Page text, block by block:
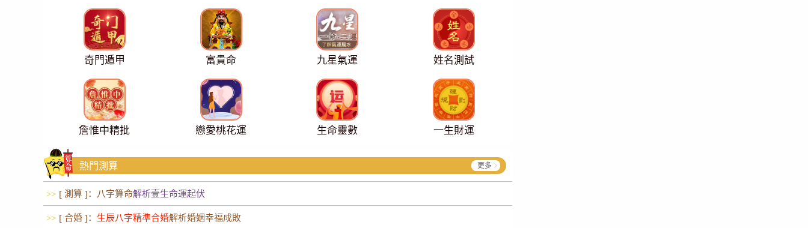
奇門遁甲 富貴命 九星氣運 姓名測試
詹惟中精批 戀愛桃花運 生命靈數 一生財運
熱門測算 更多
>> [ 測算 ]：八字算命解析壹生命運起伏
>> [ 合婚 ]： 生辰八字精準合婚解析婚姻幸福成敗